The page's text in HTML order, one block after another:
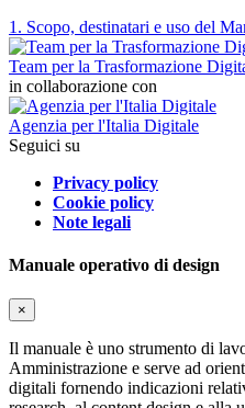
1. Scopo, destinatari e uso del
Team per la Trasformazione
in collaborazione con
Agenzia per l'Italia Digitale
Seguici su
Privacy policy
Cookie policy
Note legali
Manuale operativo di design
×
Il manuale è uno strumento di
Amministrazione e serve ad
digitali fornendo indicazioni